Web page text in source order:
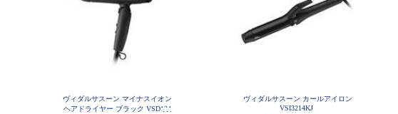
ヴィダルサスーン マイナスイオン
ヘアドライヤー ブラック VSD124
ヴィダルサスーン カールアイロン
VSI3214KJ